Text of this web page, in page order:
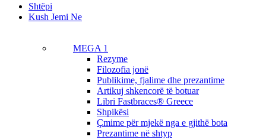
Menu
Menu
Shtëpi
Kush Jemi Ne
MEGA 1
Rezyme
Filozofia jonë
Publikime, fjalime dhe prezantime
Artikuj shkencorë të botuar
Libri Fastbraces® Greece
Shpikësi
Çmime për mjekë nga e gjithë bota
Prezantime në shtyp